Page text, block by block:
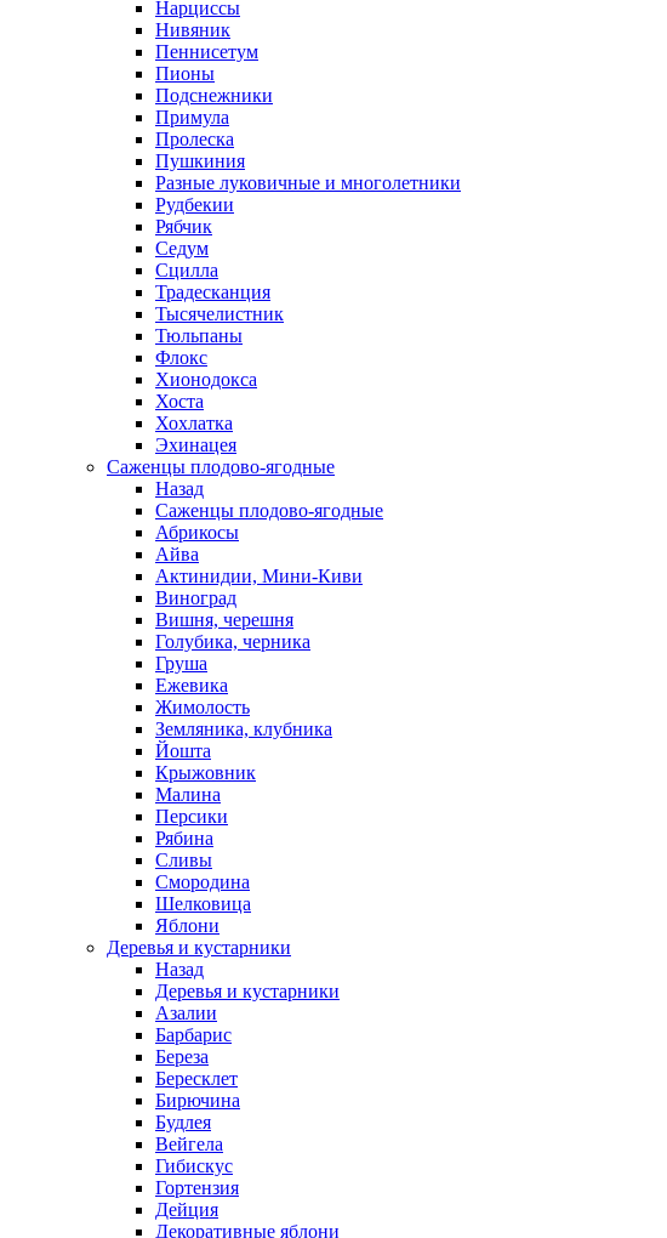
Нарциссы
Нивяник
Пеннисетум
Пионы
Подснежники
Примула
Пролеска
Пушкиния
Разные луковичные и многолетники
Рудбекии
Рябчик
Седум
Сцилла
Традесканция
Тысячелистник
Тюльпаны
Флокс
Хионодокса
Хоста
Хохлатка
Эхинацея
Саженцы плодово-ягодные
Назад
Саженцы плодово-ягодные
Абрикосы
Айва
Актинидии, Мини-Киви
Виноград
Вишня, черешня
Голубика, черника
Груша
Ежевика
Жимолость
Земляника, клубника
Йошта
Крыжовник
Малина
Персики
Рябина
Сливы
Смородина
Шелковица
Яблони
Деревья и кустарники
Назад
Деревья и кустарники
Азалии
Барбарис
Береза
Бересклет
Бирючина
Будлея
Вейгела
Гибискус
Гортензия
Дейция
Декоративные яблони